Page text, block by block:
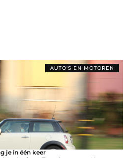
AUTO'S EN MOTOREN
je in één keer